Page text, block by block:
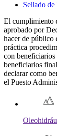
Sellado
El cumplimiento
aprobado por
hacer de público
práctica
con
beneficiarios
declarar como
el Puesto